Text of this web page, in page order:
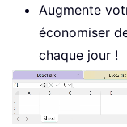
Augmente
économiser
chaque jour !